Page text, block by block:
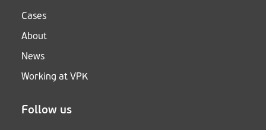
Cases
About
News
Working at VPK
Follow us